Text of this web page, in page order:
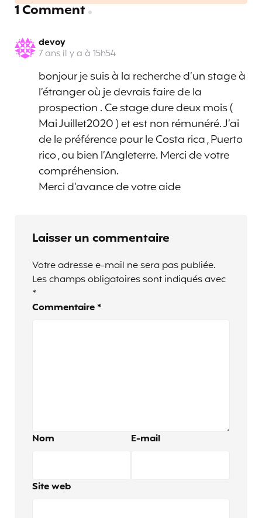
1 Comment
devoy
7 ans il y a à 15h54
bonjour je suis à la recherche d’un stage à
l’étranger où je devrais faire de la
prospection . Ce stage dure deux mois (
Mai Juillet2020 ) et est non rémunéré. J’ai
de le préférence pour le Costa rica , Puerto
rico , ou bien l’Angleterre. Merci de votre
compréhension.
Merci d’avance de votre aide
Laisser un commentaire
Votre adresse e-mail ne sera pas publiée.
Les champs obligatoires sont indiqués avec
*
Commentaire *
Nom E-mail
Site web